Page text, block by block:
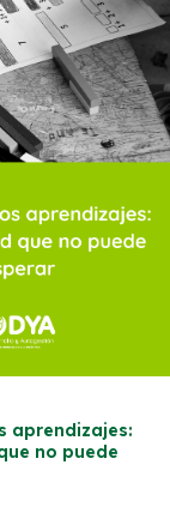
aprendizajes:
no puede